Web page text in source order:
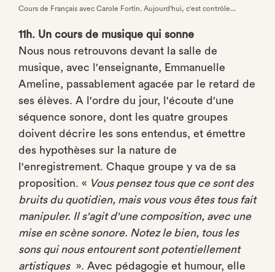
Cours de Français avec Carole Fortin. Aujourd'hui, c'est contrôle...
11h. Un cours de musique qui sonne
Nous nous retrouvons devant la salle de
musique, avec l'enseignante, Emmanuelle
Ameline, passablement agacée par le retard de
ses élèves. A l'ordre du jour, l'écoute d'une
séquence sonore, dont les quatre groupes
doivent décrire les sons entendus, et émettre
des hypothèses sur la nature de
l'enregistrement. Chaque groupe y va de sa
proposition. « Vous pensez tous que ce sont des
bruits du quotidien, mais vous vous êtes tous fait
manipuler. Il s'agit d'une composition, avec une
mise en scène sonore. Notez le bien, tous les
sons qui nous entourent sont potentiellement
artistiques». Avec pédagogie et humour, elle